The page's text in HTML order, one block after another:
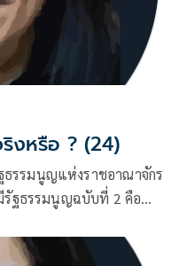
งหรือ ? (24)
ธรรมนูญแห่งราชอาณาจักร